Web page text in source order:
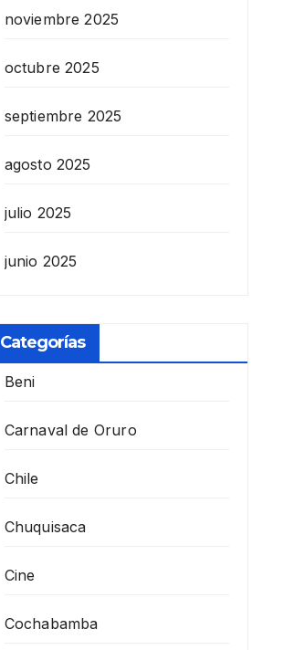
noviembre 2025
octubre 2025
septiembre 2025
agosto 2025
julio 2025
junio 2025
Categorías
Beni
Carnaval de Oruro
Chile
Chuquisaca
Cine
Cochabamba